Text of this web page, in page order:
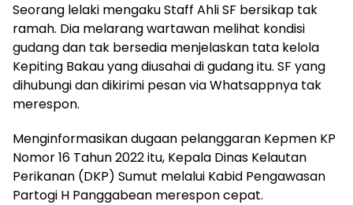
Seorang lelaki mengaku Staff Ahli SF bersikap tak
ramah. Dia melarang wartawan melihat kondisi
gudang dan tak bersedia menjelaskan tata kelola
Kepiting Bakau yang diusahai di gudang itu. SF yang
dihubungi dan dikirimi pesan via Whatsappnya tak
merespon.
Menginformasikan dugaan pelanggaran Kepmen KP
Nomor 16 Tahun 2022 itu, Kepala Dinas Kelautan
Perikanan (DKP) Sumut melalui Kabid Pengawasan
Partogi H Panggabean merespon cepat.